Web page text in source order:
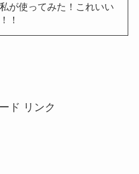
が使ってみた！これいい
！
ド リンク